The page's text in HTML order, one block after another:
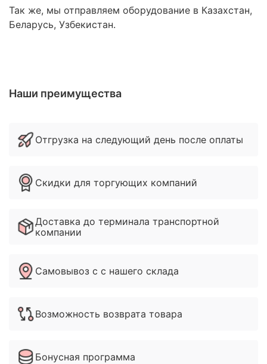
Так же, мы отправляем оборудование в Казахстан,
Беларусь, Узбекистан.
Наши преимущества
Отгрузка на следующий день после оплаты
Скидки для торгующих компаний
Доставка до терминала транспортной
компании
Самовывоз с с нашего склада
Возможность возврата товара
Бонусная программа